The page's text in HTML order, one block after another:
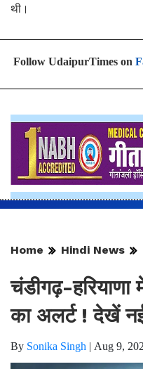
थी।
Follow UdaipurTimes on
Home Hindi News
चंडीगढ़-हरियाणा
का अलर्ट ! देखें नई
By Sonika Singh | Aug 9,